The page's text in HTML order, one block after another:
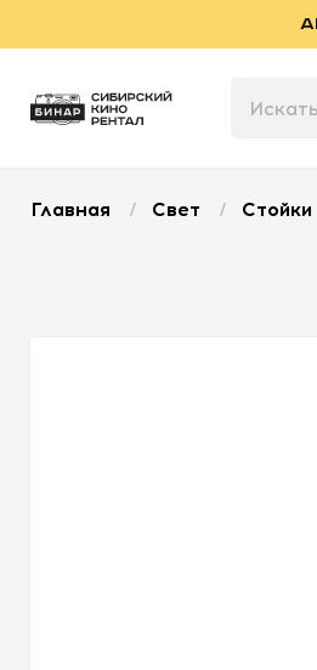
Главная / Свет / Стойки